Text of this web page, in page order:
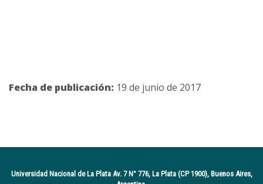
Fecha de publicación: 19 de junio de 2017
Universidad Nacional de La Plata Av. 7 N° 776, La Plata (CP 1900), Buenos Aires,